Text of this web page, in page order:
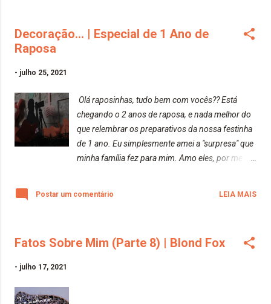
Decoração... | Especial de 1 Ano de
Raposa
- julho 25, 2021
Olá raposinhas, tudo bem com vocês?? Está
chegando o 2 anos de raposa, e nada melhor do
que relembrar os preparativos da nossa festinha
de 1 ano. Eu simplesmente amei a "surpresa" que
minha família fez para mim. Amo eles, por me
Postar um comentário LEIA MAIS
Fatos Sobre Mim (Parte 8) | Blond Fox
- julho 17, 2021